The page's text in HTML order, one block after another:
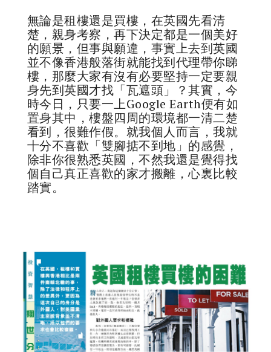
無論是租樓還是買樓，在英國先看清
楚，親身考察，再下決定都是一個美好
的願景，但事與願違，事實上去到英國
並不像香港般落街就能找到代理帶你睇
樓，那麼大家有沒有必要堅持一定要親
身先到英國才找「瓦遮頭」？其實，今
時今日，只要一上Google Earth便有如
置身其中，樓盤四周的環境都一清二楚
看到，很難作假。就我個人而言，我就
十分不喜歡「雙腳掂不到地」的感覺，
除非你很熟悉英國，不然我還是覺得找
個自己真正喜歡的家才搬離，心裏比較
踏實。